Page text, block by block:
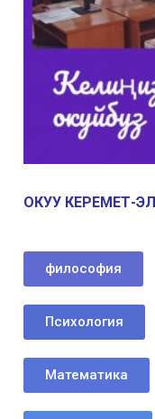
ОКУУ КЕРЕМЕТ-
философия
Психология
Математика